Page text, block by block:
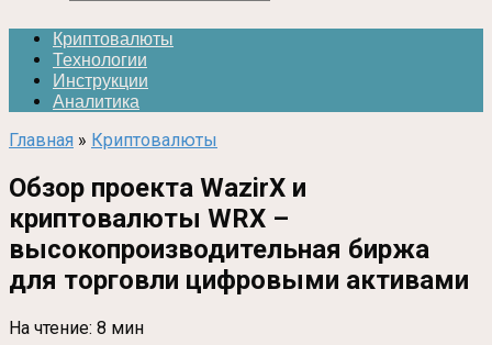
Криптовалюты
Технологии
Инструкции
Аналитика
Главная » Криптовалюты
Обзор проекта WazirX и
криптовалюты WRX –
высокопроизводительная биржа
для торговли цифровыми активами
На чтение: 8 мин